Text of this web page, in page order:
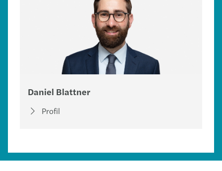
Daniel Blattner
Profil